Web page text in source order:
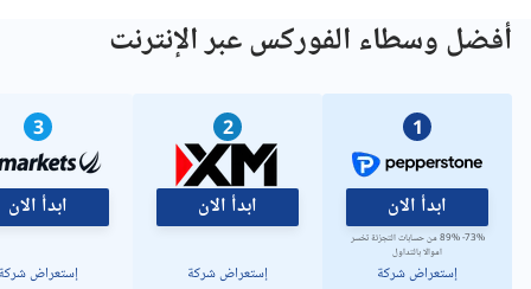
أفضل وسطاء الفوركس عبر الإنترنت
1
ابدأ الان
73%- 89% من حسابات التجزئة تخسر
اموالا بالتداول
إستعراض شركة
2
ابدأ الان
إستعراض شركة
3
ابدأ الان
إستعراض